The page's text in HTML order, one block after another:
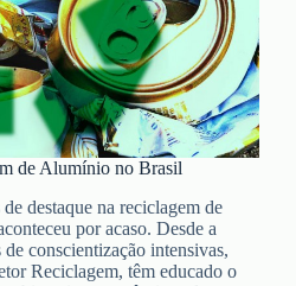
de Alumínio no Brasil
destaque na reciclagem de
por acaso. Desde a
conscientização intensivas,
Reciclagem, têm educado o